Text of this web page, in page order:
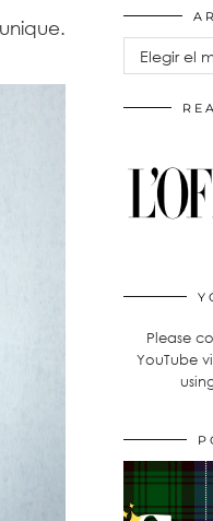
Archivos
Please
YouTube